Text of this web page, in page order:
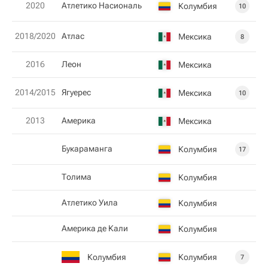
2020 Атлетико Насиональ Колумбия 10
2018/2020 Атлас Мексика 8
2016 Леон Мексика
2014/2015 Ягуерес Мексика 10
2013 Америка Мексика
Букараманга Колумбия 17
Толима Колумбия
Атлетико Уила Колумбия
Америка де Кали Колумбия
Колумбия Колумбия 7